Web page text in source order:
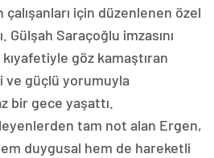
için düzenlenen özel
Gülşah Saraçoğlu imzasını
göz kamaştıran
ve güçlü yorumuyla
bir gece yaşattı.
tam not alan Ergen,
duygusal hem de hareketli